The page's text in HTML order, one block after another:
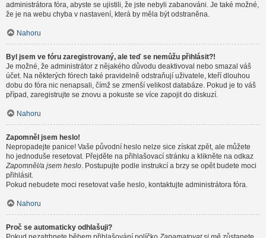
administrátora fóra, abyste se ujistili, že jste nebyli zabanováni. Je také možné,
že je na webu chyba v nastavení, která by měla být odstraněna.
Nahoru
Byl jsem ve fóru zaregistrovaný, ale teď se nemůžu přihlásit?!
Je možné, že administrátor z nějakého důvodu deaktivoval nebo smazal váš
účet. Na některých fórech také pravidelně odstraňují uživatele, kteří dlouhou
dobu do fóra nic nenapsali, čímž se zmenší velikost databáze. Pokud je to váš
případ, zaregistrujte se znovu a pokuste se více zapojit do diskuzí.
Nahoru
Zapomněl jsem heslo!
Nepropadejte panice! Vaše původní heslo nelze sice získat zpět, ale můžete
ho jednoduše resetovat. Přejděte na přihlašovací stránku a klikněte na odkaz
Zapomněl/a jsem heslo. Postupujte podle instrukcí a brzy se opět budete moci
přihlásit.
Pokud nebudete moci resetovat vaše heslo, kontaktujte administrátora fóra.
Nahoru
Proč se automaticky odhlašuji?